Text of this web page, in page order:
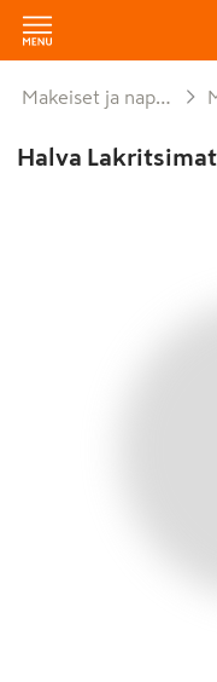
Makeiset ja naposteltavat
Halva